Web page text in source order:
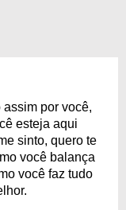
por você,
esteja aqui
sinto, quero te
você balança
você faz tudo